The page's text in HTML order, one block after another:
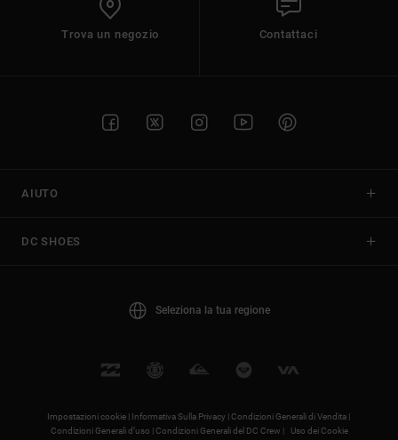
Trova un negozio Contattaci
AIUTO
DC SHOES
Seleziona la tua regione
Impostazioni cookie | Informativa Sulla Privacy |Condizioni Generali di Vendita |
Condizioni Generali d’uso |Condizioni Generali del DC Crew |
Uso dei Cookie